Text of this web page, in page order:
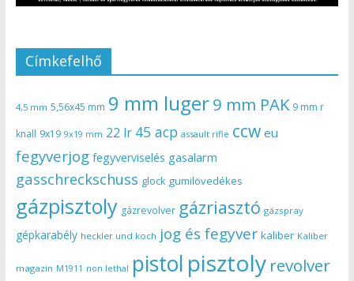
Címkefelhő
4,5 mm 5,56x45 mm 9 mm luger9 mm PAK 9 mm r
knall 9x19 9x19 mm 22 lr 45 acp assault rifle ccw eu
fegyverjog fegyverviselés gasalarm
gasschreckschuss glock gumilövedékes
gázpisztoly gázrevolver gázriasztó gázspray
gépkarabély heckler und koch jog és fegyver kaliber Kaliber
magazin M1911 non lethal pistol pisztoly revolver